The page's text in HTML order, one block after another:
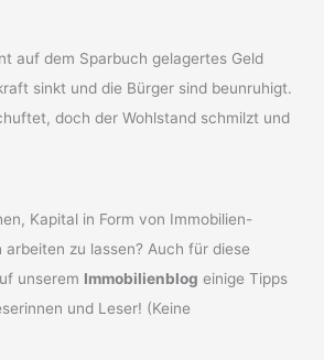
auf dem Sparbuch gelagertes Geld
sinkt und die Bürger sind beunruhigt.
doch der Wohlstand schmilzt und
Kapital in Form von Immobilien-
zu lassen? Auch für diese
unserem Immobilienblog einige Tipps
und Leser! (Keine